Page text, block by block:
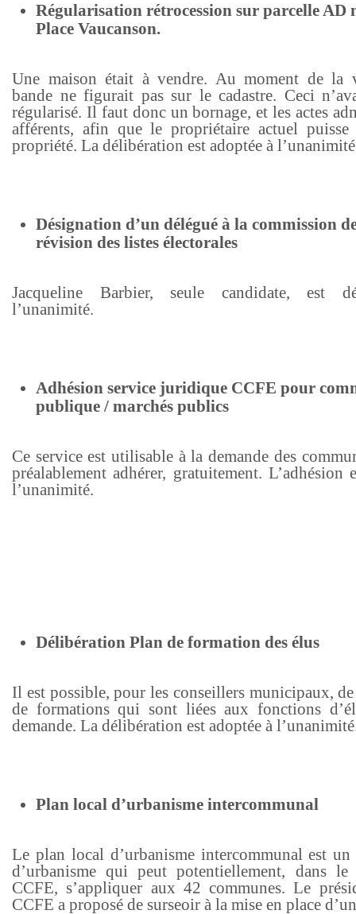
Régularisation rétrocession sur parcelle AD
Place Vaucanson.
Une maison était à vendre. Au moment de la
bande ne figurait pas sur le cadastre. Ceci
régularisé. Il faut donc un bornage, et les actes
afférents, afin que le propriétaire actuel puisse
propriété. La délibération est adoptée à
Désignation d’un délégué à la commission
révision des listes électorales
Jacqueline Barbier, seule candidate, est
l’unanimité.
Adhésion service juridique CCFE pour
publique / marchés publics
Ce service est utilisable à la demande des
préalablement adhérer, gratuitement. L’adhésion
l’unanimité.
Délibération Plan de formation des élus
Il est possible, pour les conseillers municipaux,
de formations qui sont liées aux fonctions
demande. La délibération est adoptée à
Plan local d’urbanisme intercommunal
Le plan local d’urbanisme intercommunal est
d’urbanisme qui peut potentiellement, dans
CCFE, s’appliquer aux 42 communes. Le
CCFE a proposé de surseoir à la mise en place